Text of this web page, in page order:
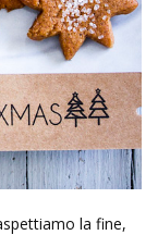
la fine,